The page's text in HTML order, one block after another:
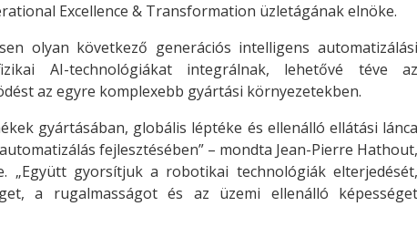
Excellence & Transformation üzletágának elnöke.
olyan következő generációs intelligens automatizálási
AI-technológiákat integrálnak, lehetővé téve az
az egyre komplexebb gyártási környezetekben.
gyártásában, globális léptéke és ellenálló ellátási lánca
fejlesztésében” – mondta Jean-Pierre Hathout,
„Együtt gyorsítjuk a robotikai technológiák elterjedését,
a rugalmasságot és az üzemi ellenálló képességet